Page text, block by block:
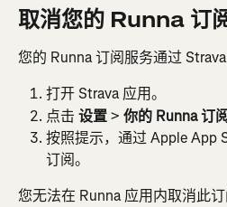
取消您的 Runna 订
您的 Runna 订阅服务通过
打开 Strava 应用。
点击 设置 > 你的 Runna 订
按照提示，通过 Apple App
订阅。
您无法在 Runna 应用内取消此订